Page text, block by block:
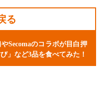
る
Secomaのコラボが目白押
」など3品を食べてみた！